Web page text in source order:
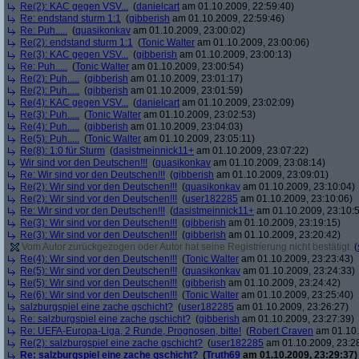
Re(2): KAC gegen VSV... (danielcart am 01.10.2009, 22:59:40)
Re: endstand sturm 1:1 (gibberish am 01.10.2009, 22:59:46)
Re: Puh..... (quasikonkav am 01.10.2009, 23:00:02)
Re(2): endstand sturm 1:1 (Tonic Walter am 01.10.2009, 23:00:06)
Re(3): KAC gegen VSV... (gibberish am 01.10.2009, 23:00:13)
Re: Puh..... (Tonic Walter am 01.10.2009, 23:00:54)
Re(2): Puh..... (gibberish am 01.10.2009, 23:01:17)
Re(2): Puh..... (gibberish am 01.10.2009, 23:01:59)
Re(4): KAC gegen VSV... (danielcart am 01.10.2009, 23:02:09)
Re(3): Puh..... (Tonic Walter am 01.10.2009, 23:02:53)
Re(4): Puh..... (gibberish am 01.10.2009, 23:04:03)
Re(5): Puh..... (Tonic Walter am 01.10.2009, 23:05:11)
Re(8): 1:0 für Sturm (dasistmeinnick11+ am 01.10.2009, 23:07:22)
Wir sind vor den Deutschen!!! (quasikonkav am 01.10.2009, 23:08:14)
Re: Wir sind vor den Deutschen!!! (gibberish am 01.10.2009, 23:09:01)
Re(2): Wir sind vor den Deutschen!!! (quasikonkav am 01.10.2009, 23:10:04)
Re(2): Wir sind vor den Deutschen!!! (user182285 am 01.10.2009, 23:10:06)
Re: Wir sind vor den Deutschen!!! (dasistmeinnick11+ am 01.10.2009,
Re(3): Wir sind vor den Deutschen!!! (gibberish am 01.10.2009, 23:19:15)
Re(3): Wir sind vor den Deutschen!!! (gibberish am 01.10.2009, 23:20:42)
Vom Autor zurückgezogen oder Autor hat seine Registrierung nicht bestätigt (
Re(4): Wir sind vor den Deutschen!!! (Tonic Walter am 01.10.2009, 23:23:43)
Re(5): Wir sind vor den Deutschen!!! (quasikonkav am 01.10.2009, 23:24:33)
Re(5): Wir sind vor den Deutschen!!! (gibberish am 01.10.2009, 23:24:42)
Re(6): Wir sind vor den Deutschen!!! (Tonic Walter am 01.10.2009, 23:25:40)
salzburgspiel eine zache gschicht? (user182285 am 01.10.2009, 23:26:27)
Re: salzburgspiel eine zache gschicht? (gibberish am 01.10.2009, 23:27:39)
Re: UEFA-Europa-Liga, 2 Runde, Prognosen, bitte! (Robert Craven am
Re(2): salzburgspiel eine zache gschicht? (user182285 am 01.10.2009,
Re: salzburgspiel eine zache gschicht? (Truth69 am 01.10.2009, 23:29:37)